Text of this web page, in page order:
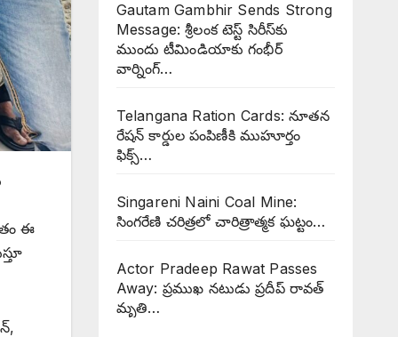
ఈ
Gautam Gambhir Sends Strong
Message: శ్రీలంక టెస్ట్ సిరీస్‌కు
ముందు టీమిండియాకు గంభీర్
వార్నింగ్…
Telangana Ration Cards: నూతన
రేషన్ కార్డుల పంపిణీకి ముహూర్తం
ఫిక్స్‌…
Singareni Naini Coal Mine:
సింగరేణి చరిత్రలో చారిత్రాత్మక ఘట్టం…
Actor Pradeep Rawat Passes
Away: ప్రముఖ నటుడు ప్రదీప్ రావత్
మృతి…